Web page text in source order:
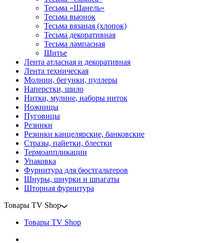
Тесьма «Шанель»
Тесьма вьюнок
Тесьма вязаная (хлопок)
Тесьма декоративная
Тесьма лампасная
Шитье
Лента атласная и декоративная
Лента техническая
Молнии, бегунки, пуллеры
Наперстки, шило
Нитки, мулине, наборы ниток
Ножницы
Пуговицы
Резинки
Резинки канцелярские, банковские
Стразы, пайетки, блестки
Термоаппликации
Упаковка
Фурнитура для бюстгальтеров
Шнуры, шнурки и шпагаты
Шторная фурнитура
Товары TV Shop
Товары TV Shop